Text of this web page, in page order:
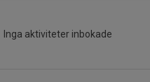
Inga aktiviteter inbokade